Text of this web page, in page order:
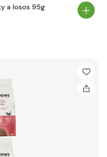
a losos 95g